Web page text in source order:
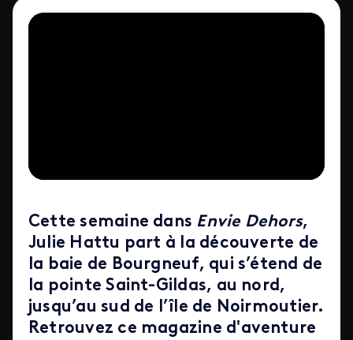
Cette semaine dans Envie Dehors,
Julie Hattu part à la découverte de
la baie de Bourgneuf, qui s’étend de
la pointe Saint-Gildas, au nord,
jusqu’au sud de l’île de Noirmoutier.
Retrouvez ce magazine d'aventure